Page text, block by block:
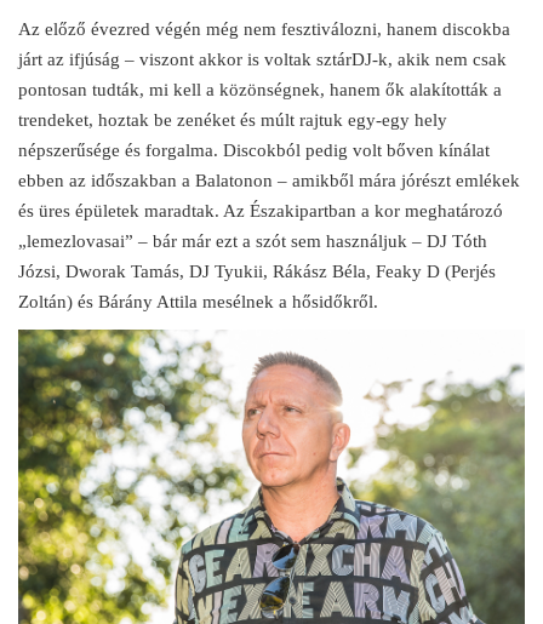
Az előző évezred végén még nem fesztiválozni, hanem discokba
járt az ifjúság – viszont akkor is voltak sztárDJ-k, akik nem csak
pontosan tudták, mi kell a közönségnek, hanem ők alakították a
trendeket, hoztak be zenéket és múlt rajtuk egy-egy hely
népszerűsége és forgalma. Discokból pedig volt bőven kínálat
ebben az időszakban a Balatonon – amikből mára jórészt emlékek
és üres épületek maradtak. Az Északipartban a kor meghatározó
„lemezlovasai” – bár már ezt a szót sem használjuk – DJ Tóth
Józsi, Dworak Tamás, DJ Tyukii, Rákász Béla, Feaky D (Perjés
Zoltán) és Bárány Attila mesélnek a hősidőkről.